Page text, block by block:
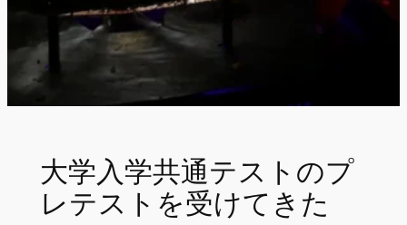
大学入学共通テストのプ
レテストを受けてきた